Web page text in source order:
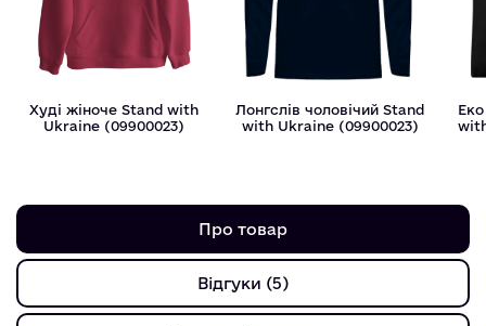
Худі жіноче Stand with
Ukraine (09900023)
Лонгслів чоловічий Stand
with Ukraine (09900023)
Про товар
Відгуки (5)